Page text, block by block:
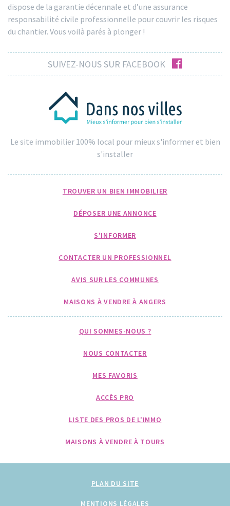
dispose de la garantie décennale et d’une assurance
responsabilité civile professionnelle pour couvrir les risques
du chantier. Vous voilà parés à plonger !
SUIVEZ-NOUS SUR FACEBOOK facebook
Le site immobilier 100% local pour mieux s'informer et bien
s'installer
TROUVER UN BIEN IMMOBILIER
DÉPOSER UNE ANNONCE
S'INFORMER
CONTACTER UN PROFESSIONNEL
AVIS SUR LES COMMUNES
MAISONS À VENDRE À ANGERS
QUI SOMMES-NOUS ?
NOUS CONTACTER
MES FAVORIS
ACCÈS PRO
LISTE DES PROS DE L'IMMO
MAISONS À VENDRE À TOURS
PLAN DU SITE
MENTIONS LÉGALES